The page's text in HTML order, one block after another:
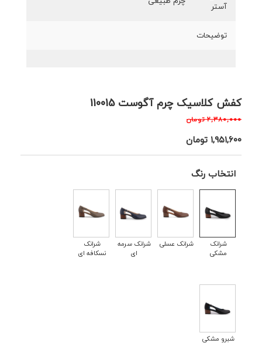
کفش کلاسیک چرم آگوست 110015
۲,۳۸۰,۰۰۰ تومان
۱,۹۵۱,۶۰۰ تومان
انتخاب رنگ
شرانک
مشکی
شرانک عسلی
شرانک سرمه
ای
شرانک
نسکافه ای
شبرو مشکی
آستر
توضیحات